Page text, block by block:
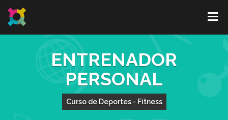
ENTRENADOR
PERSONAL
Curso de Deportes - Fitness